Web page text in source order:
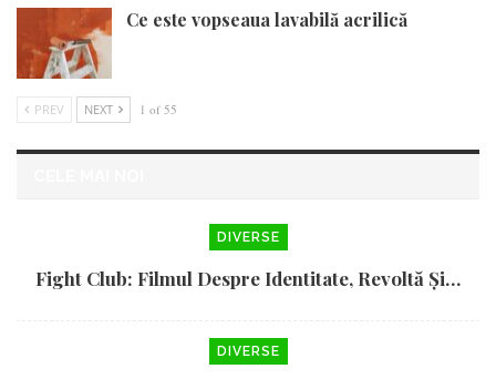
Ce este vopseaua lavabilă acrilică
PREV NEXT 1 of 55
DIVERSE
Fight Club: Filmul Despre Identitate, Revoltă Și…
DIVERSE